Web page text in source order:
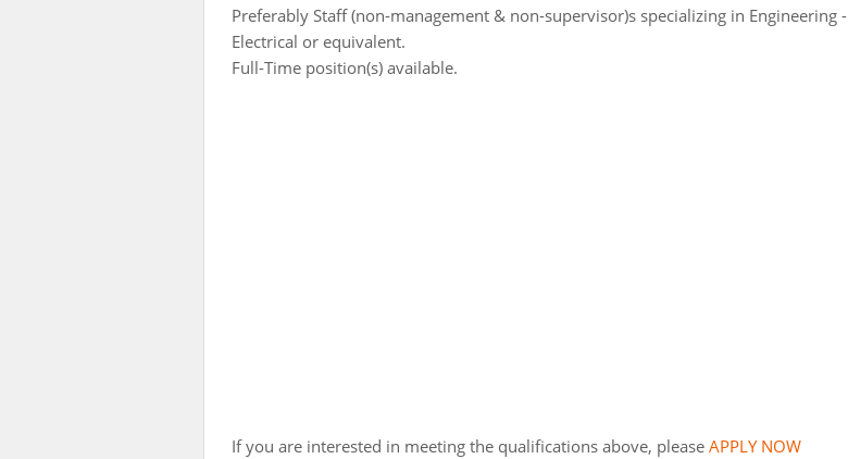
Preferably Staff (non-management & non-supervisor)s specializing in Engineering -
Electrical or equivalent.
Full-Time position(s) available.
If you are interested in meeting the qualifications above, please APPLY NOW